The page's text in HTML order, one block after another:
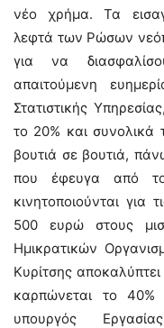
νέο χρήμα. Τα
λεφτά των Ρώσων
για να
απαιτούμενη
Στατιστικής
το 20% και συνολικά
βουτιά σε βουτιά,
που έφευγα από το
κινητοποιούνται για
500 ευρώ στους
Ημικρατικών
Κυρίτσης
καρπώνεται το 40%
υπουργός